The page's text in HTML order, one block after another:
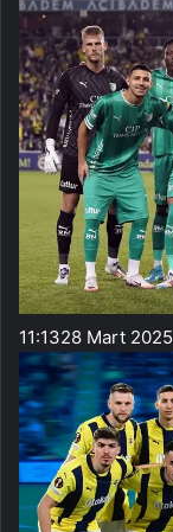
11:1328 Mart 2025